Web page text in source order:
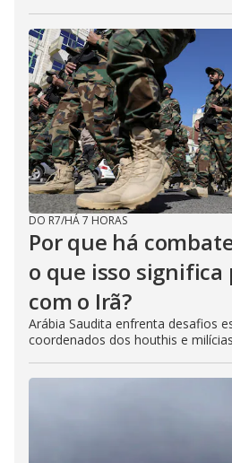
DO R7/HÁ 7 HORAS
Por que há
o que isso significa
com o Irã?
Arábia Saudita enfrenta desafios
coordenados dos houthis e